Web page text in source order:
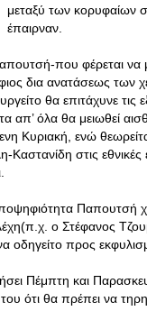
μεταξύ των κορυφαίων
έπαιρναν.
που φέρεται να
δια ανατάσεως των
θα επιτάχυνε τις
απ’ όλα θα μειωθεί
Κυριακή, ενώ
στις
ο Στέφανος
οδηγείτο προς
Πέμπτη και
ότι θα πρέπει να